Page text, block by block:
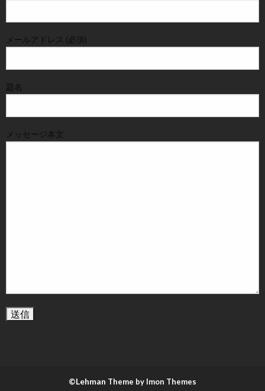
メールアドレス (必須)
題名
メッセージ本文
©Lehman Theme by Imon Themes